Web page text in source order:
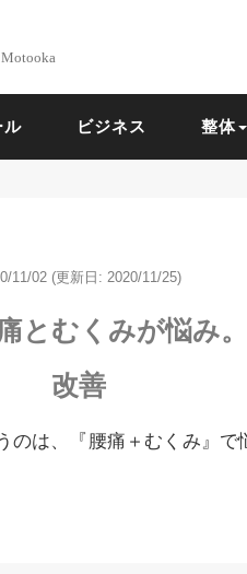
ル ビジネス 整体
11/02 (更新日: 2020/11/25)
とむくみが悩み
改善
のは、『腰痛＋むくみ』で